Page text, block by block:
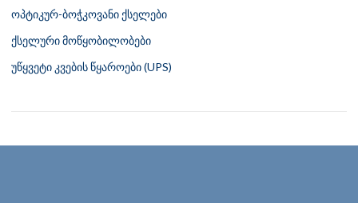
ოპტიკურ-ბოჭკოვანი ქსელები
ქსელური მოწყობილობები
უწყვეტი კვების წყაროები (UPS)